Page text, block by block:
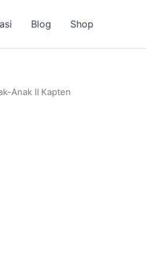
Blog Shop
Anak Il Kapten